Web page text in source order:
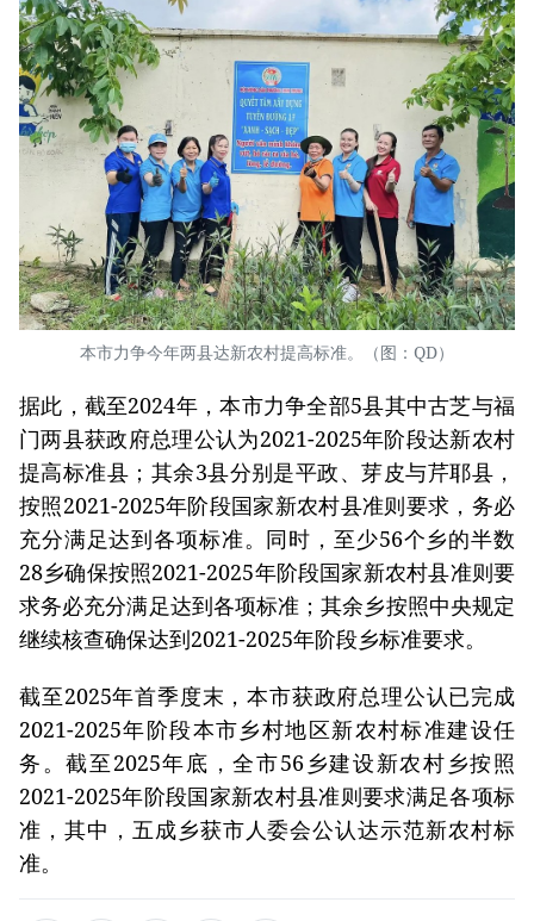
本市力争今年两县达新农村提高标准。（图：QD）
据此，截至2024年，本市力争全部5县其中古芝与福
门两县获政府总理公认为2021-2025年阶段达新农村
提高标准县；其余3县分别是平政、芽皮与芹耶县，
按照2021-2025年阶段国家新农村县准则要求，务必
充分满足达到各项标准。同时，至少56个乡的半数
28乡确保按照2021-2025年阶段国家新农村县准则要
求务必充分满足达到各项标准；其余乡按照中央规定
继续核查确保达到2021-2025年阶段乡标准要求。
截至2025年首季度末，本市获政府总理公认已完成
2021-2025年阶段本市乡村地区新农村标准建设任
务。截至2025年底，全市56乡建设新农村乡按照
2021-2025年阶段国家新农村县准则要求满足各项标
准，其中，五成乡获市人委会公认达示范新农村标
准。